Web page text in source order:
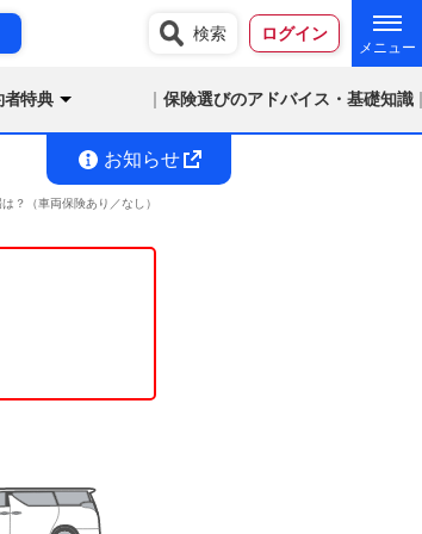
検索 ログイン
者特典 保険選びのアドバイス・基礎知識
お知らせ
？（車両保険あり／なし）